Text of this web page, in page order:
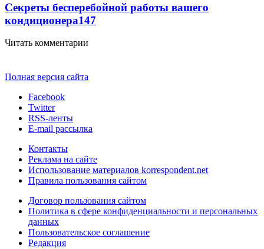
Секреты бесперебойной работы вашего
кондиционера147
Читать комментарии
Полная версия сайта
Facebook
Twitter
RSS-ленты
E-mail рассылка
Контакты
Реклама на сайте
Использование материалов korrespondent.net
Правила пользования сайтом
Договор пользования сайтом
Политика в сфере конфиденциальности и персональных
данных
Пользовательское соглашение
Редакция